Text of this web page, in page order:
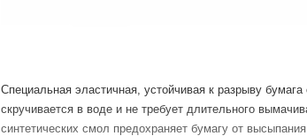
Специальная эластичная, устойчивая к разрыву
скручивается в воде и не требует длительного
синтетических смол предохраняет бумагу от